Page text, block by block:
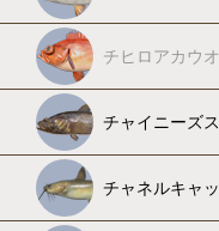
チヒロアカウオ
チャイニーズ
チャネルキャ